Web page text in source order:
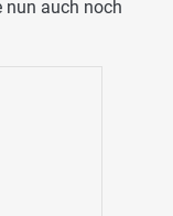
nun auch noch